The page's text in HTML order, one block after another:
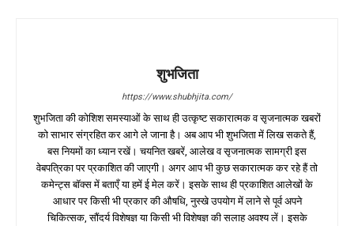
शुभजिता
https://www.shubhjita.com/
शुभजिता की कोशिश समस्याओं के साथ ही उत्कृष्ट सकारात्मक व सृजनात्मक खबरों
को साभार संग्रहित कर आगे ले जाना है। अब आप भी शुभजिता में लिख सकते हैं,
बस नियमों का ध्यान रखें। चयनित खबरें, आलेख व सृजनात्मक सामग्री इस
वेबपत्रिका पर प्रकाशित की जाएगी। अगर आप भी कुछ सकारात्मक कर रहे हैं तो
कमेन्ट्स बॉक्स में बताएँ या हमें ई मेल करें। इसके साथ ही प्रकाशित आलेखों के
आधार पर किसी भी प्रकार की औषधि, नुस्खे उपयोग में लाने से पूर्व अपने
चिकित्सक, सौंदर्य विशेषज्ञ या किसी भी विशेषज्ञ की सलाह अवश्य लें। इसके